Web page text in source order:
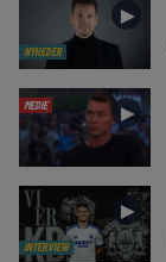
NYHEDER
►
MEDIE ►
INTERVIEW
►